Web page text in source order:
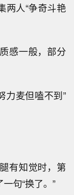
两人“争奇斗艳
感一般，部分
力麦但嗑不到”
有知觉时，第
句“换了。”